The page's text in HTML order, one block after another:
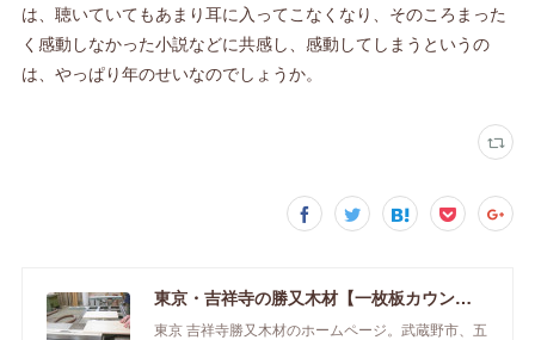
は、聴いていてもあまり耳に入ってこなくなり、そのころまった
く感動しなかった小説などに共感し、感動してしまうというの
は、やっぱり年のせいなのでしょうか。
東京・吉祥寺の勝又木材【一枚板カウンター】
東京 吉祥寺勝又木材のホームページ。武蔵野市、五